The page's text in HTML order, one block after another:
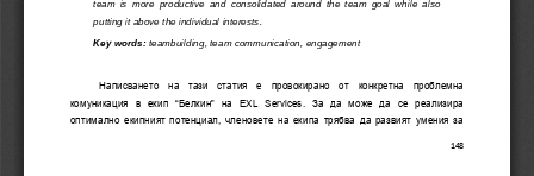
148
team  is  more  productive  and  consolidated  around  the  team  goal  while  also
putting it above the individual interests
Key words : teambuilding, team communication engagement
Написването  на  тази  статия  е  провокирано  от  конкретна  проблемна
комуникация  в  екип  “Белкин”  на  EXL  Services.  За  да  може  да  се  реализира
оптимално  екипният потенциал,  членовете  на  екипа  трябва  да  развият  умения  за